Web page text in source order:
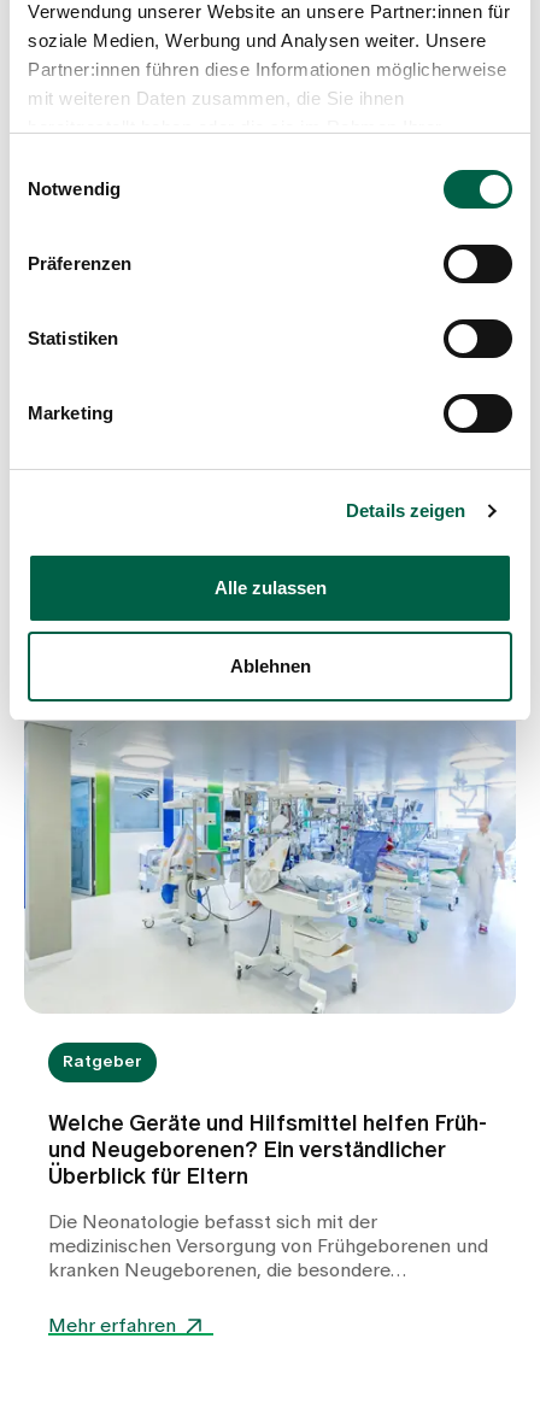
Verwendung unserer Website an unsere Partner:innen für
soziale Medien, Werbung und Analysen weiter. Unsere
Partner:innen führen diese Informationen möglicherweise
mit weiteren Daten zusammen, die Sie ihnen
Notwendig
Präferenzen
Statistiken
Marketing
Details zeigen
Alle zulassen
Ablehnen
Profil anzeigen
Beitrag teilen
Weitere Beiträge
Ratgeber
Welche Geräte und Hilfsmittel helfen Früh-
und Neugeborenen? Ein verständlicher
Überblick für Eltern
Die Neonatologie befasst sich mit der
medizinischen Versorgung von Frühgeborenen und
kranken Neugeborenen, die besondere
Neonatologie am Spital Zollikerberg werden
Mehr erfahren